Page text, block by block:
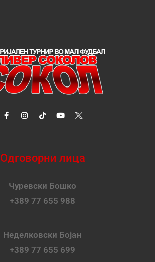
Одговорни лица
Чуревски Бошко
+389 77 655 988
Неделковски Бојан
+389 77 655 699